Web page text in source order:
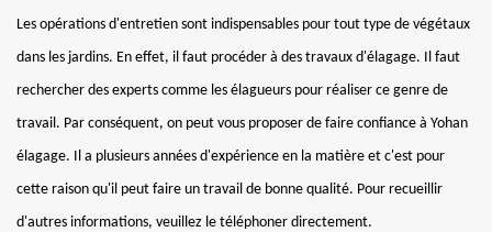
Les opérations d'entretien sont indispensables pour tout type de végétaux
dans les jardins. En effet, il faut procéder à des travaux d'élagage. Il faut
rechercher des experts comme les élagueurs pour réaliser ce genre de
travail. Par conséquent, on peut vous proposer de faire confiance à Yohan
élagage. Il a plusieurs années d'expérience en la matière et c'est pour
cette raison qu'il peut faire un travail de bonne qualité. Pour recueillir
d'autres informations, veuillez le téléphoner directement.